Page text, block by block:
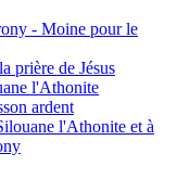
- Moine pour le
prière de Jésus
l'Athonite
ardent
l'Athonite et à